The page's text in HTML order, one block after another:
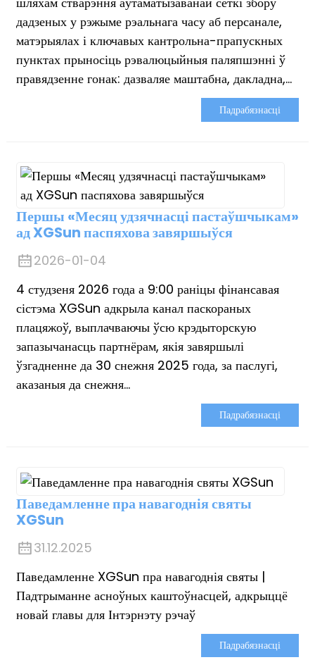
дадзеных у рэжыме рэальнага часу аб персанале,
матэрыялах і ключавых кантрольна-прапускных
пунктах прыносіць рэвалюцыйныя паляпшэнні ў
правядзенне гонак: дазваляе маштабна, дакладна,...
Падрабязнасці
Першы «Месяц удзячнасці пастаўшчыкам»
ад XGSun паспяхова завяршыўся
2026-01-04
4 студзеня 2026 года а 9:00 раніцы фінансавая
сістэма XGSun адкрыла канал паскораных
плацяжоў, выплачваючы ўсю крэдыторскую
запазычанасць партнёрам, якія завяршылі
ўзгадненне да 30 снежня 2025 года, за паслугі,
аказаныя да снежня...
Падрабязнасці
Паведамленне пра навагоднія святы
XGSun
31.12.2025
Паведамленне XGSun пра навагоднія святы |
Падтрыманне асноўных каштоўнасцей, адкрыццё
новай главы для Інтэрнэту рэчаў
Падрабязнасці